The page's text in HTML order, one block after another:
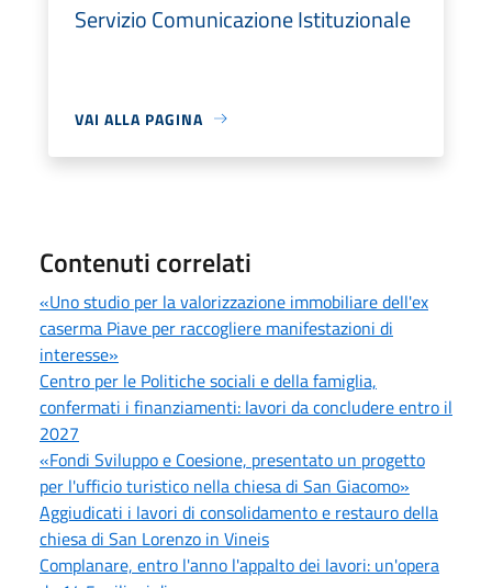
Servizio Comunicazione Istituzionale
VAI ALLA PAGINA
Contenuti correlati
«Uno studio per la valorizzazione immobiliare dell'ex
caserma Piave per raccogliere manifestazioni di
interesse»
Centro per le Politiche sociali e della famiglia,
confermati i finanziamenti: lavori da concludere entro il
2027
«Fondi Sviluppo e Coesione, presentato un progetto
per l'ufficio turistico nella chiesa di San Giacomo»
Aggiudicati i lavori di consolidamento e restauro della
chiesa di San Lorenzo in Vineis
Complanare, entro l'anno l'appalto dei lavori: un'opera